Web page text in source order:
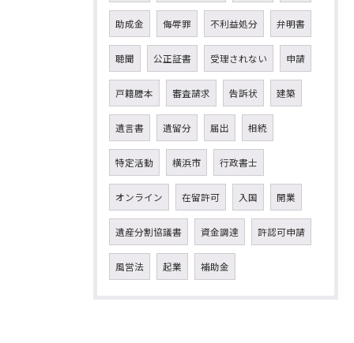
助成金 侮辱罪 不利益処分 弁明書
聴聞 公正証書 受理されない 申請
戸籍謄本 審査請求 告訴状 建築
遺言書 遺留分 届出 相続
特定活動 横浜市 行政書士
オンライン 在留許可 入国 開業
遺産分割協議書 資金調達 許認可申請
風営法 起業 補助金